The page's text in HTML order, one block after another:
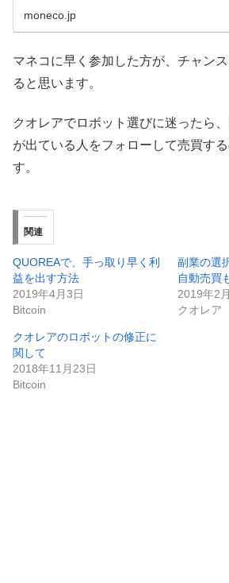
moneco.jp
マネコに早く参加した方が、チャン
ると思います。
クオレアでロボット選びに迷ったら
が出ている人をフォローして売買す
す。
関連
QUOREAで、手っ取り早く利
益を出す方法
2019年4月3日
Bitcoin
副業の選
自動売買
2019年2
クオレア
クオレアのロボットの修正に
関して
2018年11月23日
Bitcoin